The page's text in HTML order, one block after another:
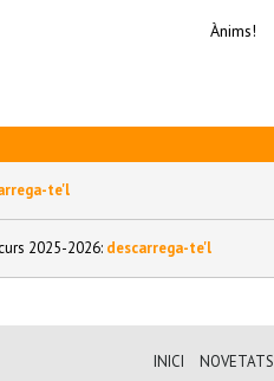
Ànims!
te'l
2025-2026: descarrega-te'l
INICI NOVETATS